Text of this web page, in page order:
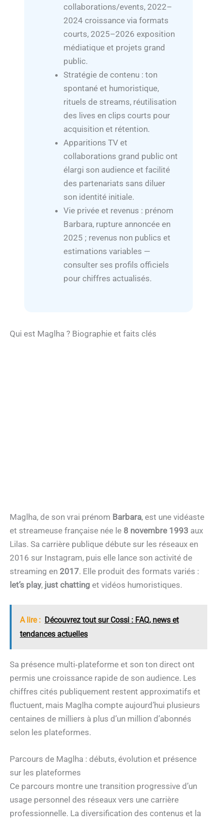
collaborations/events, 2022–
2024 croissance via formats
courts, 2025–2026 exposition
médiatique et projets grand
public.
Stratégie de contenu : ton
spontané et humoristique,
rituels de streams, réutilisation
des lives en clips courts pour
acquisition et rétention.
Apparitions TV et
collaborations grand public ont
élargi son audience et facilité
des partenariats sans diluer
son identité initiale.
Vie privée et revenus : prénom
Barbara, rupture annoncée en
2025 ; revenus non publics et
estimations variables —
consulter ses profils officiels
pour chiffres actualisés.
Qui est Maglha ? Biographie et faits clés
Maglha, de son vrai prénom Barbara, est une vidéaste
et streameuse française née le 8 novembre 1993 aux
Lilas. Sa carrière publique débute sur les réseaux en
2016 sur Instagram, puis elle lance son activité de
streaming en 2017. Elle produit des formats variés :
let’s play, just chatting et vidéos humoristiques.
A lire : Découvrez tout sur Cossi : FAQ, news et
tendances actuelles
Sa présence multi‑plateforme et son ton direct ont
permis une croissance rapide de son audience. Les
chiffres cités publiquement restent approximatifs et
fluctuent, mais Maglha compte aujourd’hui plusieurs
centaines de milliers à plus d’un million d’abonnés
selon les plateformes.
Parcours de Maglha : débuts, évolution et présence
sur les plateformes
Ce parcours montre une transition progressive d’un
usage personnel des réseaux vers une carrière
professionnelle. La diversification des contenus et la